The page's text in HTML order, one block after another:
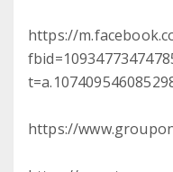
https://
https://